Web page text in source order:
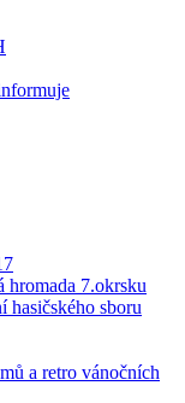
hromada 7.okrsku
hasičského sboru
a retro vánočních